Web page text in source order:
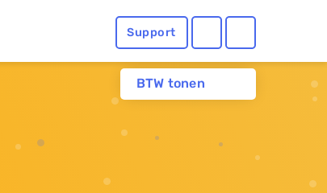
Support
BTW tonen